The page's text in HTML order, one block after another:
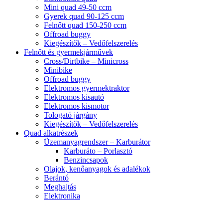
Mini quad 49-50 ccm
Gyerek quad 90-125 ccm
Felnőtt quad 150-250 ccm
Offroad buggy
Kiegészítők – Vedőfelszerelés
Felnőtt és gyermekjárművek
Cross/Dirtbike – Minicross
Minibike
Offroad buggy
Elektromos gyermektraktor
Elektromos kisautó
Elektromos kismotor
Tologató járgány
Kiegészítők – Vedőfelszerelés
Quad alkatrészek
Üzemanyagrendszer – Karburátor
Karburáto – Porlasztó
Benzincsapok
Olajok, kenőanyagok és adalékok
Berántó
Meghajtás
Elektronika